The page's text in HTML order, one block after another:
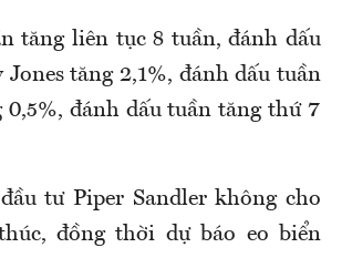
tăng liên tục 8 tuần, đánh dấu
tăng 2,1%, đánh dấu tuần
đánh dấu tuần tăng thứ 7
tư Piper Sandler không cho
đồng thời dự báo eo biển